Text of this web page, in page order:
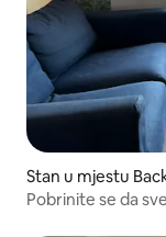
Stan u mjestu
Pobrinite se da